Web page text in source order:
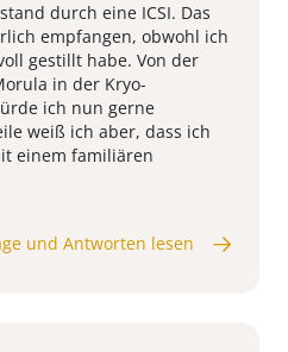
durch eine ICSI. Das
empfangen, obwohl ich
gestillt habe. Von der
in der Kryo-
ich nun gerne
weiß ich aber, dass ich
einem familiären
und Antworten lesen